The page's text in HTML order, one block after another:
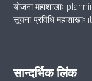
योजना महाशाखाः
सूचना प्रविधि
सान्दर्भिक लिंक